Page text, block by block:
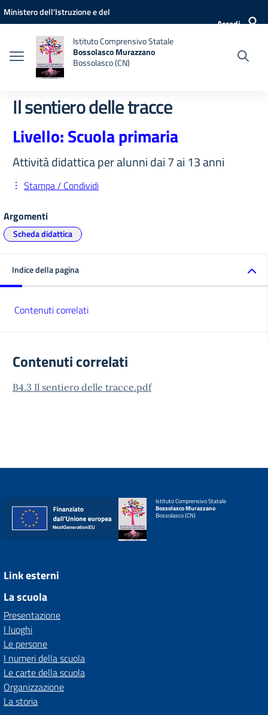
Vai ai contenuti
Vai al menu di navigazione
Vai al footer
Ministero dell'Istruzione e del
Accedi
Istituto Comprensivo Statale
Bossolasco Murazzano
Bossolasco (CN)
Il sentiero delle tracce
Livello: Scuola primaria
Attività didattica per alunni dai 7 ai 13 anni
Stampa / Condividi
Argomenti
Scheda didattica
Indice della pagina
Contenuti correlati
Contenuti correlati
B4.3 Il sentiero delle tracce.pdf
Istituto Comprensivo Statale
Bossolasco Murazzano
Bossolasco (CN)
Link esterni
La scuola
Presentazione
I luoghi
Le persone
I numeri della scuola
Le carte della scuola
Organizzazione
La storia